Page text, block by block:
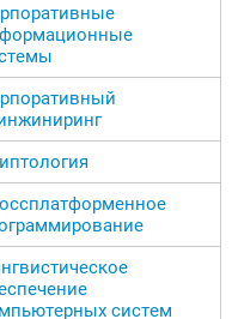
систем